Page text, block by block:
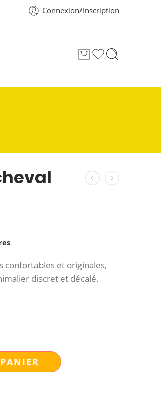
Connexion/Inscription
confortables et originales,
discret et décalé.